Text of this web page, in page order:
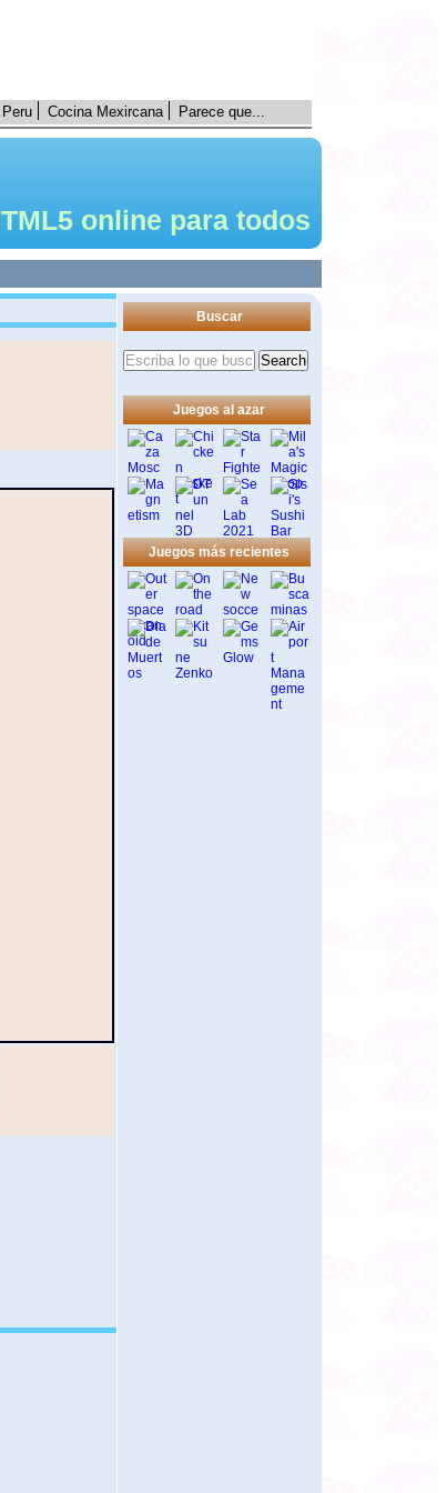
Cocina Mexircana Parece que...
online para todos
Buscar
Juegos al azar
Juegos más recientes